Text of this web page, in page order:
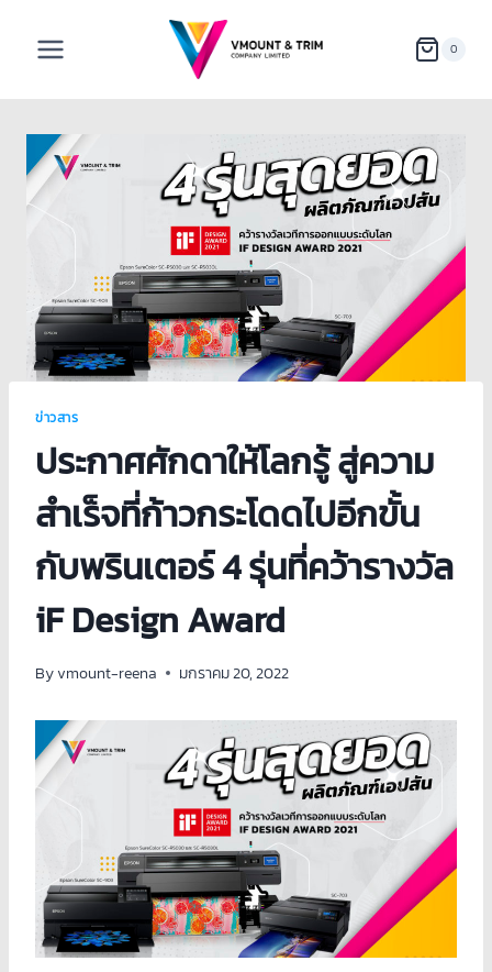
0
ข่าวสาร
ประกาศศักดาให้โลกรู้ สู่ความ
สำเร็จที่ก้าวกระโดดไปอีกขั้น
กับพรินเตอร์ 4 รุ่นที่คว้ารางวัล
iF Design Award
Byvmount-reena มกราคม 20, 2022